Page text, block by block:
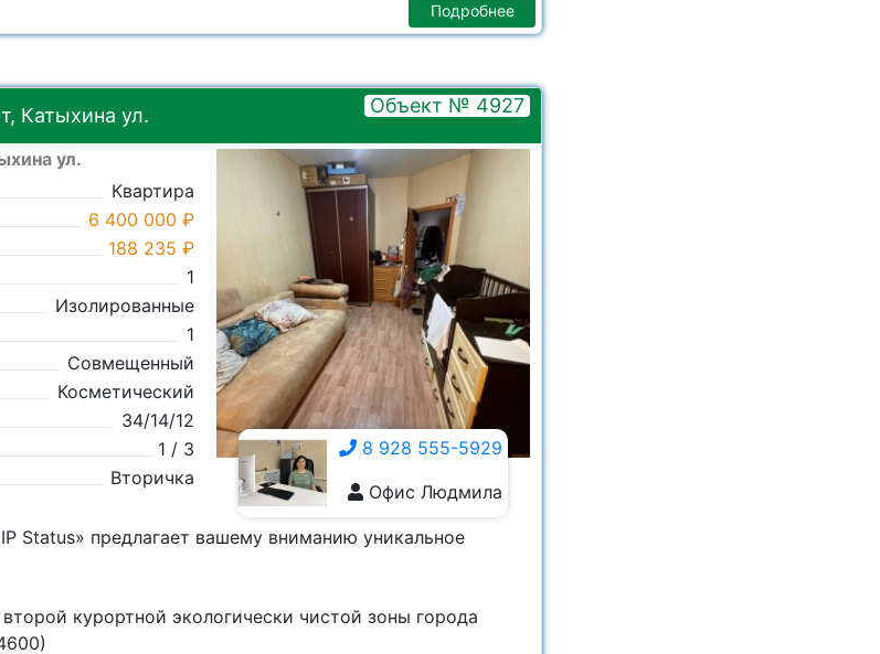
Подробнее
Катыхина ул. Объект № 4927
ул.
Квартира
6 400 000 ₽
188 235 ₽
1
Изолированные
1
Совмещенный
Косметический
34/14/12
1 / 3
Вторичка
8 928 555-5929
Офис Людмила
8 928 555-5929
Status» предлагает вашему вниманию уникальное
курортной экологически чистой зоны города